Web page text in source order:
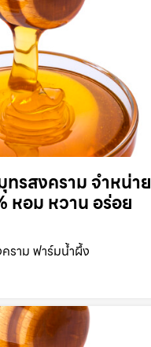
รสงคราม จำหน่าย
หอม หวาน อร่อย
ราม ฟาร์มน้ำผึ้ง